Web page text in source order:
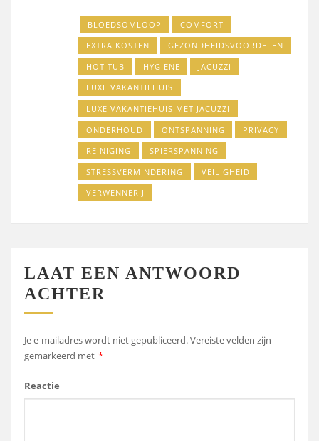
BLOEDSOMLOOP
COMFORT
EXTRA KOSTEN
GEZONDHEIDSVOORDELEN
HOT TUB
HYGIËNE
JACUZZI
LUXE VAKANTIEHUIS
LUXE VAKANTIEHUIS MET JACUZZI
ONDERHOUD
ONTSPANNING
PRIVACY
REINIGING
SPIERSPANNING
STRESSVERMINDERING
VEILIGHEID
VERWENNERIJ
LAAT EEN ANTWOORD
ACHTER
Je e-mailadres wordt niet gepubliceerd.Vereiste velden zijn
gemarkeerd met *
Reactie